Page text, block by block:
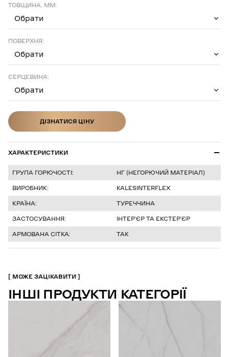
ТОВЩИНА, ММ:
Обрати
ПОВЕРХНЯ:
Обрати
СЕРЦЕВИНА:
Обрати
ДІЗНАТИСЯ ЦІНУ
ХАРАКТЕРИСТИКИ
ГРУПА ГОРЮЧОСТІ:
НГ (НЕГОРЮЧИЙ МАТЕРІАЛ)
ВИРОБНИК:
KALESINTERFLEX
КРАЇНА:
ТУРЕЧЧИНА
ЗАСТОСУВАННЯ:
ІНТЕРʼЄР ТА ЕКСТЕРʼЄР
АРМОВАНА СІТКА:
ТАК
МОЖЕ ЗАЦІКАВИТИ
ІНШІ ПРОДУКТИ КАТЕГОРІЇ